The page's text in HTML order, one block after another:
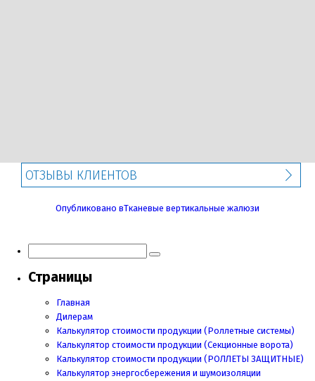
ОТЗЫВЫ КЛИЕНТОВ
НавигацияОпубликовано вТканевые вертикальные жалюзи
Страницы
Главная
Дилерам
Калькулятор стоимости продукции (Роллетные системы)
Калькулятор стоимости продукции (Секционные ворота)
Калькулятор стоимости продукции (РОЛЛЕТЫ ЗАЩИТНЫЕ)
Калькулятор энергосбережения и шумоизоляции